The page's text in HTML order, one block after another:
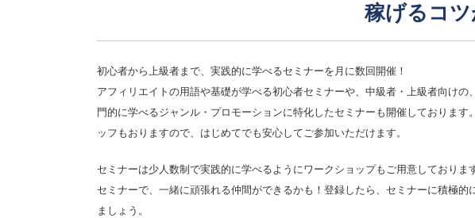
稼げるコ
初心者から上級者まで、実践的に学べるセミナーを月に数回開催！
アフィリエイトの用語や基礎が学べる初心者セミナーや、中級者・上級者向けの
門的に学べるジャンル・プロモーションに特化したセミナーも開催しております
ッフもおりますので、はじめてでも安心してご参加いただけます。
セミナーは少人数制で実践的に学べるようにワークショップもご用意しておりま
セミナーで、一緒に頑張れる仲間ができるかも！登録したら、セミナーに積極的
ましょう。